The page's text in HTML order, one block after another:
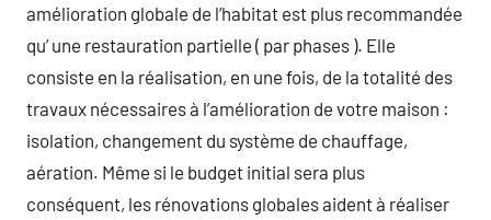
amélioration globale de l’habitat est plus recommandée
qu’ une restauration partielle ( par phases ). Elle
consiste en la réalisation, en une fois, de la totalité des
travaux nécessaires à l’amélioration de votre maison :
isolation, changement du système de chauffage,
aération. Même si le budget initial sera plus
conséquent, les rénovations globales aident à réaliser